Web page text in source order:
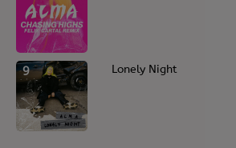
9 Lonely Night